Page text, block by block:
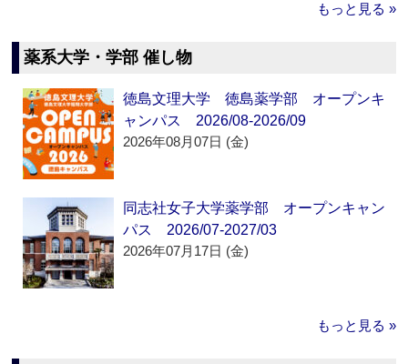
もっと見る »
薬系大学・学部 催し物
徳島文理大学 徳島薬学部 オープンキ
ャンパス 2026/08-2026/09
2026年08月07日 (金)
同志社女子大学薬学部 オープンキャン
パス 2026/07-2027/03
2026年07月17日 (金)
もっと見る »